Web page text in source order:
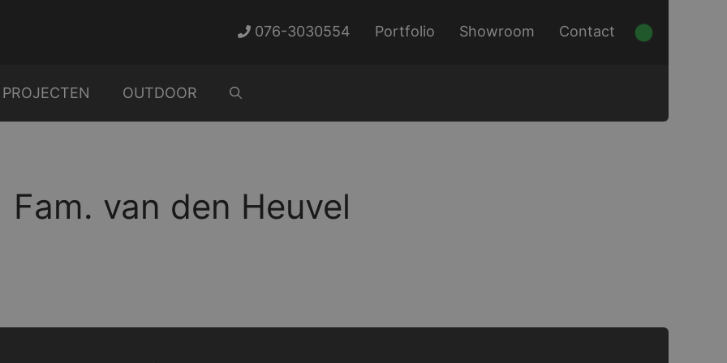
076-3030554 Portfolio Showroom Contact
PROJECTEN OUTDOOR
Fam. van den Heuvel